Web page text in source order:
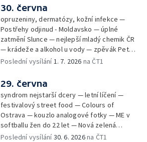
30. června
opruzeniny, dermatózy, kožní infekce —
Postřehy odjinud - Moldavsko — úplné
zatmění Slunce — nejlepší mladý chemik ČR
— krádeže a alkohol u vody — zpěvák Peter
Cmorik
Poslední vysílání1. 7. 2026 na ČT1
29. června
syndrom nejstarší dcery — letní líčení —
festivalový street food — Colours of
Ostrava — kouzlo analogové fotky — ME v
softballu žen do 22 let — Nová zelená
úsporám — Global Teacher Prize Czech
Poslední vysílání30. 6. 2026na ČT1